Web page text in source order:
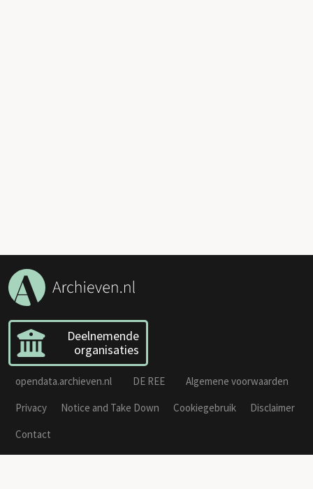
Deelnemende
organisaties
opendata.archieven.nl DE REE
Algemene voorwaarden
Privacy
Notice and Take Down Cookiegebruik
Disclaimer
Contact